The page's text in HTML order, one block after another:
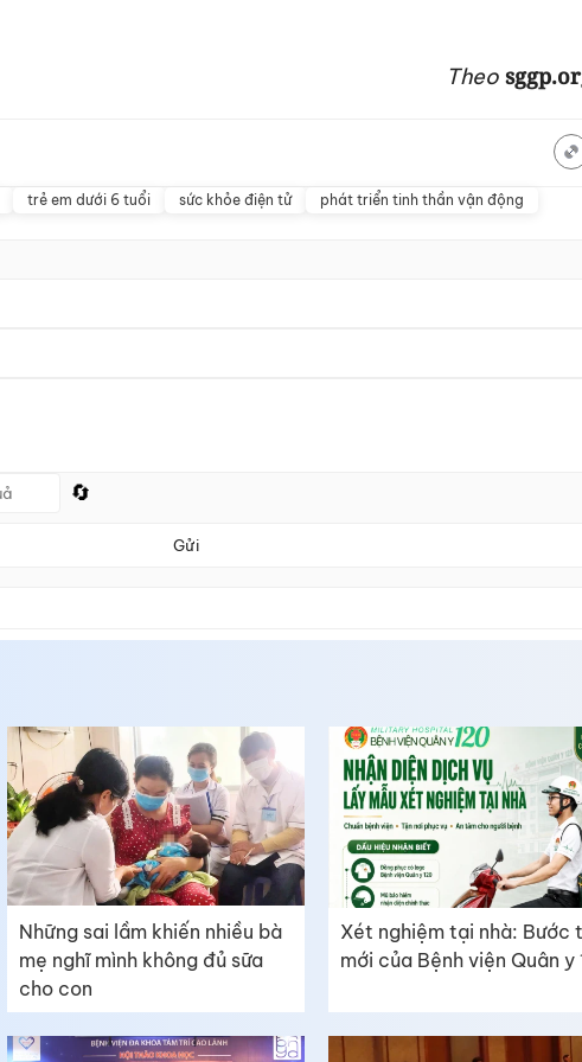
Theo
trẻ em dưới 6 tuổi sức khỏe điện tử
phát triển tinh thần vận động
🔄
Gửi
Những sai lầm khiến nhiều bà
mẹ nghĩ mình không đủ sữa
cho con
Xét nghiệm tại nhà: Bước
mới của Bệnh viện Quân y